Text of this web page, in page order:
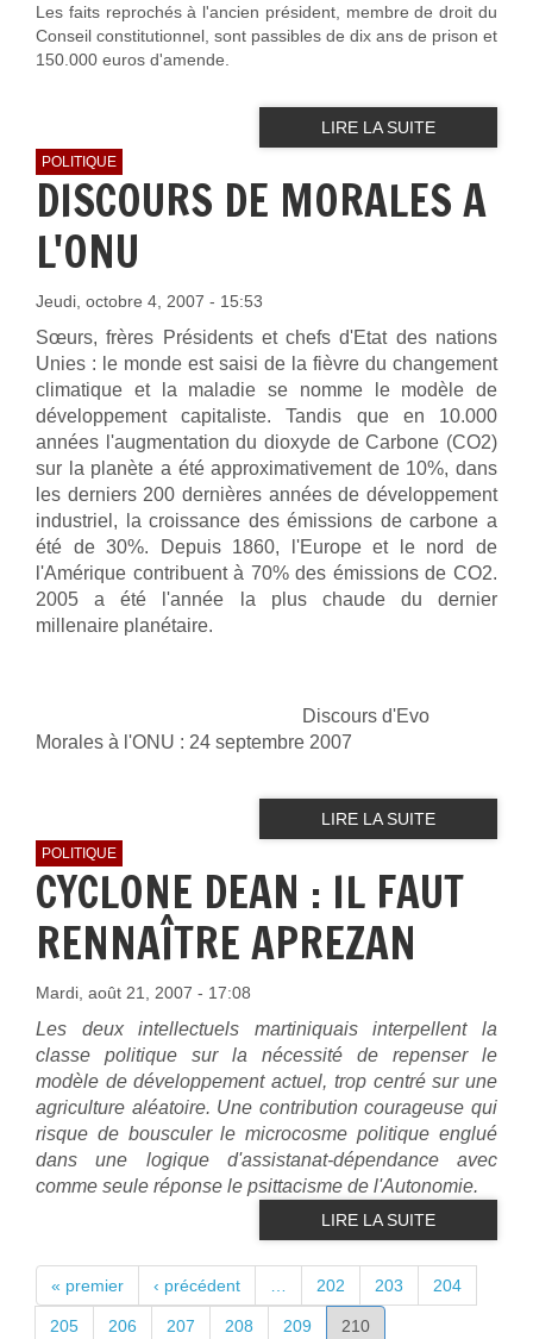
Les faits reprochés à l'ancien président, membre de droit du
Conseil constitutionnel, sont passibles de dix ans de prison et
150.000 euros d'amende.
LIRE LA SUITE
POLITIQUE
DISCOURS DE MORALES A
L'ONU
Jeudi, octobre 4, 2007 - 15:53
Sœurs, frères Présidents et chefs d'Etat des nations
Unies : le monde est saisi de la fièvre du changement
climatique et la maladie se nomme
le modèle de
développement capitaliste. Tandis que en 10.000
années l'augmentation du dioxyde de Carbone (CO2)
sur la planète a étéapproximativement de 10%, dans
les derniers 200 dernières années de développement
industriel, la croissance des émissions de carbone a
été de 30%. Depuis 1860, l'Europe et le nord de
l'Amérique contribuent à 70%des émissions de CO2.
2005 a été l'année la plus chaude du dernier
millenaire planétaire.
Discours d'Evo
Morales à l'ONU : 24 septembre 2007
LIRE LA SUITE
POLITIQUE
CYCLONE DEAN : IL FAUT
RENNAÎTRE APREZAN
Mardi, août 21, 2007 - 17:08
Les deux intellectuels martiniquais interpellent la
classe politique sur la nécessité de repenser le
modèle de développement actuel, trop centré sur une
agriculture aléatoire. Une contribution courageuse qui
risque de bousculer le microcosme politique englué
dans une logique d'assistanat-dépendance avec
comme seule réponse le psittacisme de l'Autonomie.
LIRE LA SUITE
PAGES
« premier ‹ précédent 202 203 204
205 206 207 208 209 210